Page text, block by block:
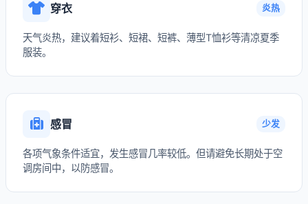
穿衣 炎热
天气炎热，建议着短衫、短裙、短裤、薄型T恤衫等清凉夏季
服装。
感冒 少发
各项气象条件适宜，发生感冒几率较低。但请避免长期处于空
调房间中，以防感冒。